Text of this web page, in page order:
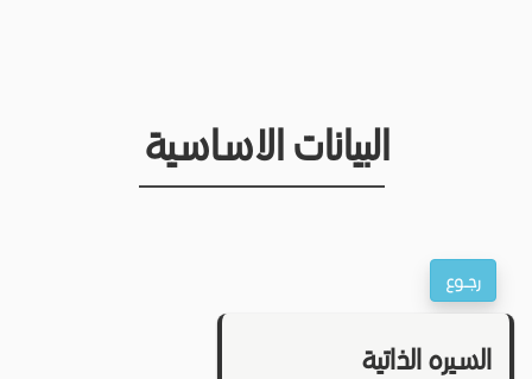
البيانات الاساسية
السيره الذاتية